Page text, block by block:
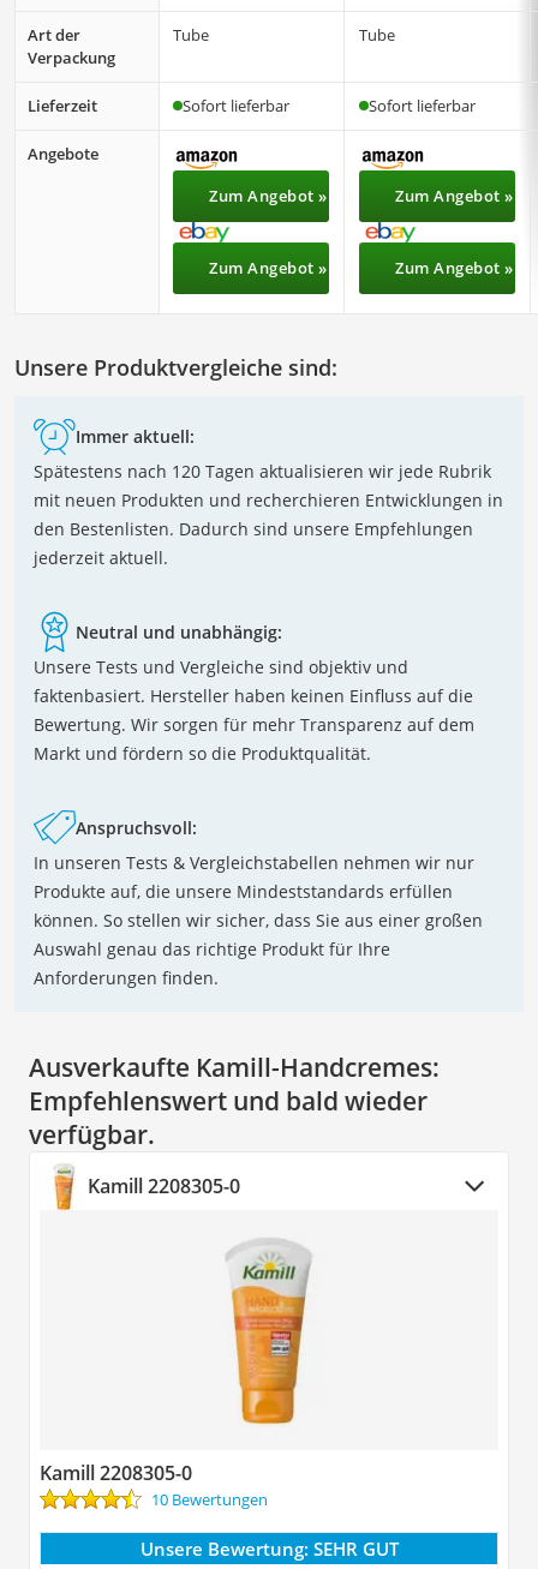
Art der
Verpackung
Tube Tube
Lieferzeit Sofort lieferbar Sofort lieferbar
Angebote
Zum Angebot »
Zum Angebot »
Zum Angebot »
Zum Angebot »
Unsere Produktvergleiche sind:
Immer aktuell:
Spätestens nach 120 Tagen aktualisieren wir jede Rubrik
mit neuen Produkten und recherchieren Entwicklungen in
den Bestenlisten. Dadurch sind unsere Empfehlungen
jederzeit aktuell.
Neutral und unabhängig:
Unsere Tests und Vergleiche sind objektiv und
faktenbasiert. Hersteller haben keinen Einfluss auf die
Bewertung. Wir sorgen für mehr Transparenz auf dem
Markt und fördern so die Produktqualität.
Anspruchsvoll:
In unseren Tests & Vergleichstabellen nehmen wir nur
Produkte auf, die unsere Mindeststandards erfüllen
können. So stellen wir sicher, dass Sie aus einer großen
Auswahl genau das richtige Produkt für Ihre
Anforderungen finden.
Ausverkaufte Kamill-Handcremes:
Empfehlenswert und bald wieder
verfügbar.
Kamill 2208305-0
Kamill 2208305-0
10 Bewertungen
Unsere Bewertung: SEHR GUT